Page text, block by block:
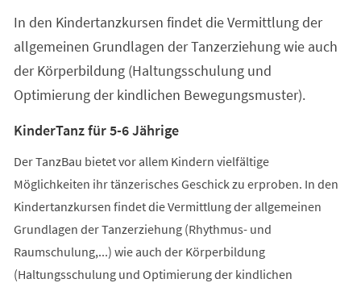
In den Kindertanzkursen findet die Vermittlung der
allgemeinen Grundlagen der Tanzerziehung wie auch
der Körperbildung (Haltungsschulung und
Optimierung der kindlichen Bewegungsmuster).
KinderTanz für 5-6 Jährige
Der TanzBau bietet vor allem Kindern vielfältige
Möglichkeiten ihr tänzerisches Geschick zu erproben. In den
Kindertanzkursen findet die Vermittlung der allgemeinen
Grundlagen der Tanzerziehung (Rhythmus- und
Raumschulung,...) wie auch der Körperbildung
(Haltungsschulung und Optimierung der kindlichen